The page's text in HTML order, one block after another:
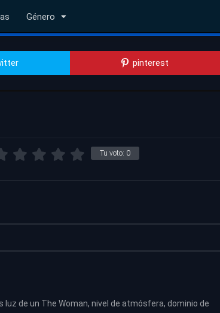
Género
pinterest
Tu voto: 0
de un The Woman, nivel de atmósfera, dominio de